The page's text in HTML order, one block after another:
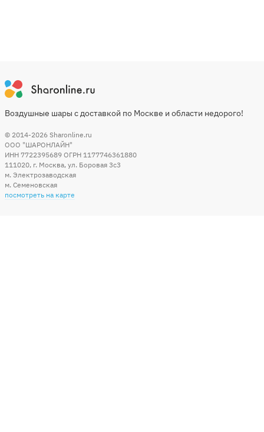
Воздушные шары с доставкой по Москве и области недорого!
© 2014-2026 Sharonline.ru
ООО "ШАРОНЛАЙН"
ИНН 7722395689 ОГРН 1177746361880
111020, г. Москва, ул. Боровая 3c3
м. Электрозаводская
м. Семеновская
посмотреть на карте